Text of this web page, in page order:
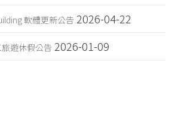
軟體更新公告 2026-04-22
旅遊休假公告 2026-01-09